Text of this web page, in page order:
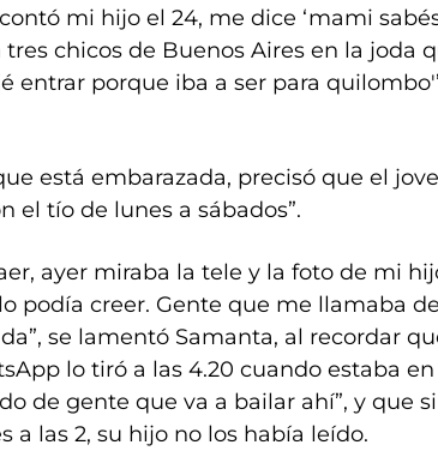
mi hijo el 24, me dice ‘mami
chicos de Buenos Aires en la joda
entrar porque iba a ser para
está embarazada, precisó que el
el tío de lunes a sábados”.
ayer miraba la tele y la foto de mi
podía creer. Gente que me llamaba
se lamentó Samanta, al recordar
lo tiró a las 4.20 cuando estaba en
de gente que va a bailar ahí”, y que
a las 2, su hijo no los había leído.